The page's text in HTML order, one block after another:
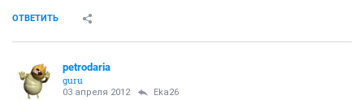
ОТВЕТИТЬ
petrodaria
guru
03 апреля 2012 Eka26